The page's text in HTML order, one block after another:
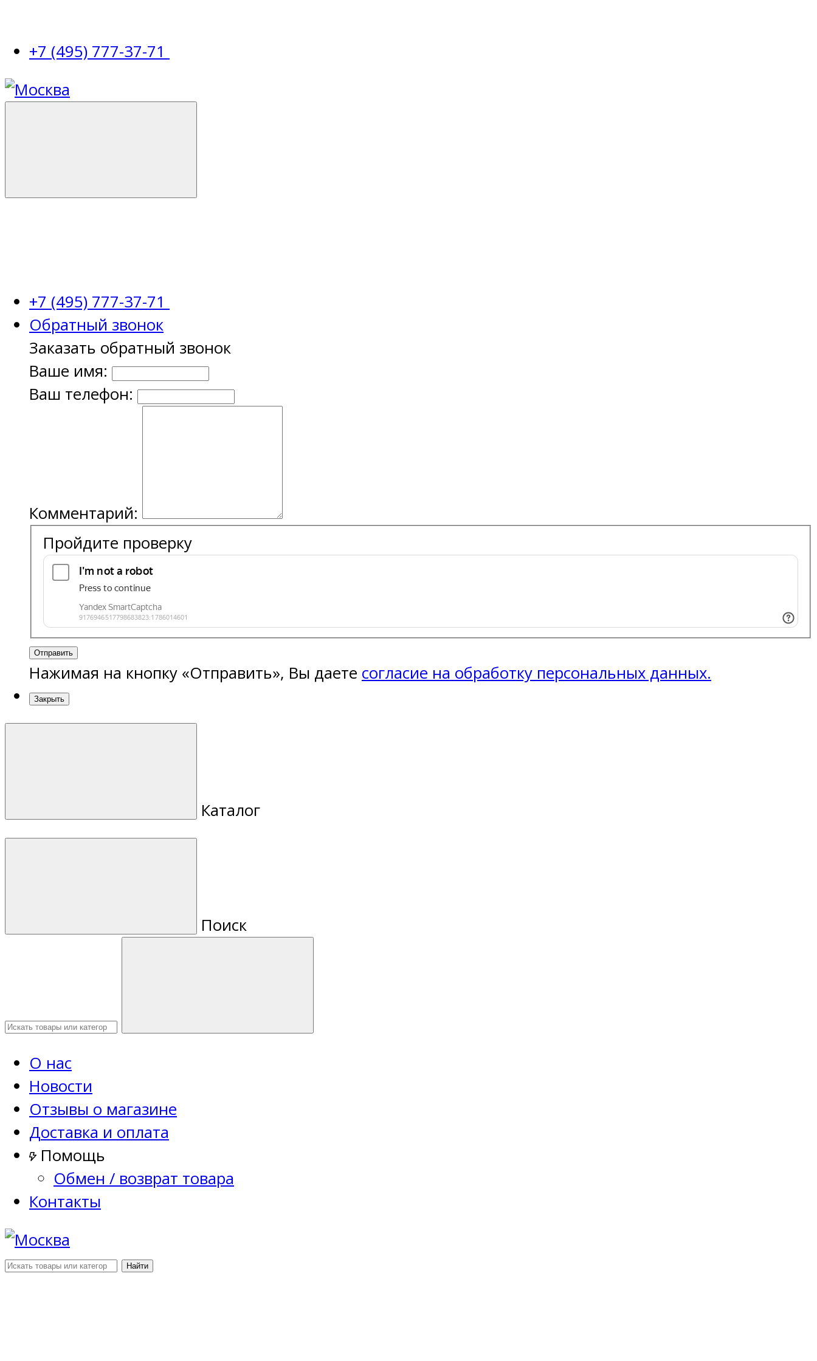
+7 (495) 777-37-71
+7 (495) 777-37-71
Обратный звонок
Заказать обратный звонок
Ваше имя:
Ваш телефон:
Комментарий:
Пройдите проверку
Отправить
Нажимая на кнопку «Отправить», Вы даете согласие на обработку персональных данных.
Закрыть
Каталог
Поиск
О нас
Новости
Отзывы о магазине
Доставка и оплата
Помощь
Обмен / возврат товара
Контакты
Найти